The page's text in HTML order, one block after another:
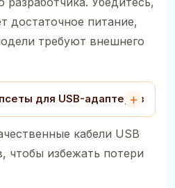
достаточное питание,
требуют внешнего
для USB-адаптеров
кабели USB
чтобы избежать потери